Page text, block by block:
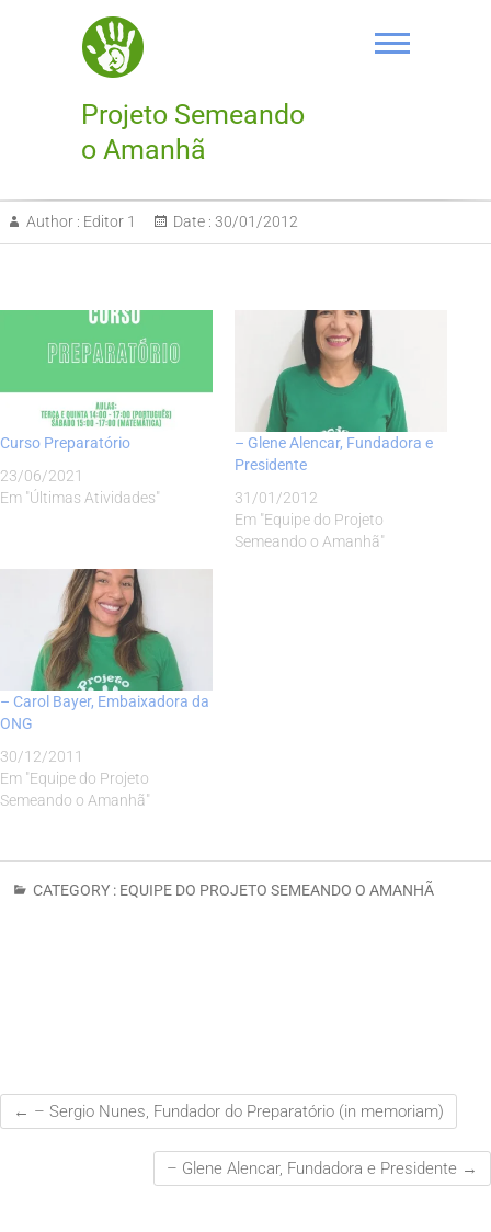
Projeto Semeando
o Amanhã
Author : Editor 1 Date : 30/01/2012
Curso Preparatório
23/06/2021
Em "Últimas Atividades"
– Glene Alencar, Fundadora e
Presidente
31/01/2012
Em "Equipe do Projeto
Semeando o Amanhã"
– Carol Bayer, Embaixadora da
ONG
30/12/2011
Em "Equipe do Projeto
Semeando o Amanhã"
CATEGORY : EQUIPE DO PROJETO SEMEANDO O AMANHÃ
← – Sergio Nunes, Fundador do Preparatório (in memoriam)
– Glene Alencar, Fundadora e Presidente →